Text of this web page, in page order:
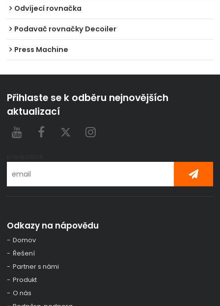
Odvíjecí rovnačka
Podavač rovnačky Decoiler
Press Machine
Přihlaste se k odběru nejnovějších
aktualizací
Odkazy na nápovědu
Domov
Řešení
Partner s námi
Produkt
O nás